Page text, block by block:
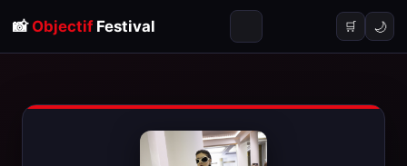
📸 ObjectifFestival 🛒 🌙